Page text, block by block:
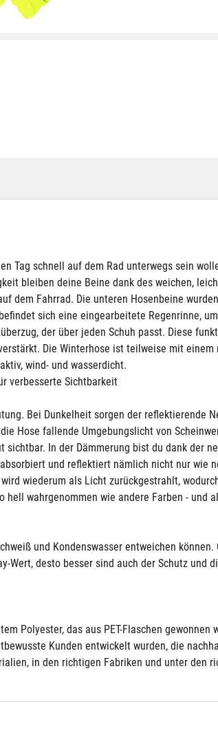
Tag schnell auf dem Rad unterwegs sein
bleiben deine Beine dank des weichen,
dem Fahrrad. Die unteren Hosenbeine
sich eine eingearbeitete Regenrinne,
der über jeden Schuh passt. Diese
Die Winterhose ist teilweise mit
wind- und wasserdicht.
verbesserte Sichtbarkeit
Bei Dunkelheit sorgen der reflektierende
Hose fallende Umgebungslicht von
In der Dämmerung bist du dank der
und reflektiert nämlich nicht nur wie
wiederum als Licht zurückgestrahlt,
wahrgenommen wie andere Farben -
und Kondenswasser entweichen
Wert, desto besser sind auch der Schutz
Polyester, das aus PET-Flaschen
Kunden entwickelt wurden, die
in den richtigen Fabriken und unter den